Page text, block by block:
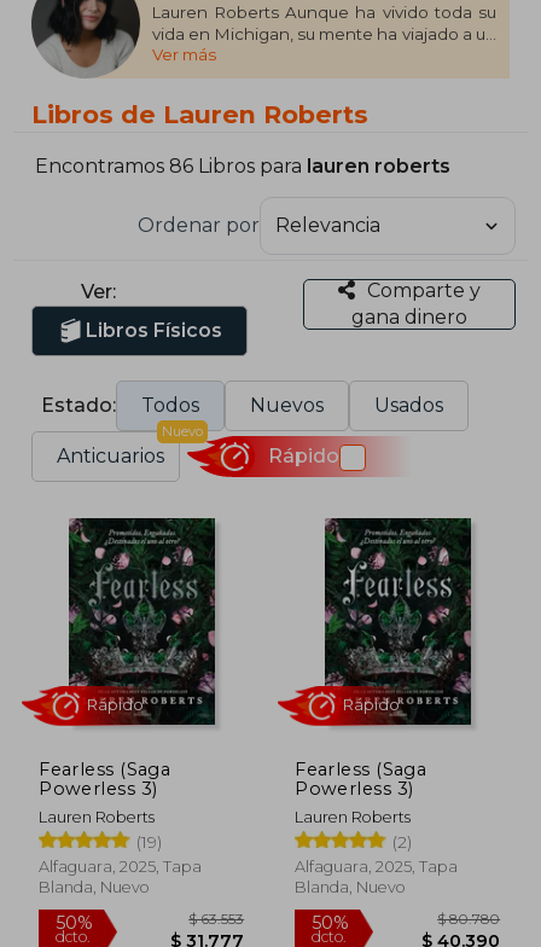
Lauren Roberts Aunque ha vivido toda su
vida en Michigan, su mente ha viajado a un
sinfín de mundos extraordinarios. Además
de escribir sobre ellos y sobre los
habitantes, consigue colarse un rato en
lectura. Powerless, el primer libro de una
cual ha causado gran furor en redes
sociales como TikTok. Además de vivir en
mundos de fantasía, también se recrea en
buscar palabras en sopas de letras o
Ver más
Libros de Lauren Roberts
Encontramos 86 Libros para lauren roberts
Ordenar por
Ver:
Libros Físicos
Comparte y
gana dinero
Estado: Todos Nuevos Usados
Anticuarios
Nuevo
Rápido
Fearless (Saga
Powerless 3)
Lauren Roberts
(19)
Alfaguara, 2025, Tapa
Blanda, Nuevo
Rápido
Fearless (Saga
Powerless 3)
Lauren Roberts
(2)
Alfaguara, 2025, Tapa
Blanda, Nuevo
Rápido